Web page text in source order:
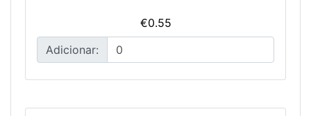
€0.55
Adicionar: